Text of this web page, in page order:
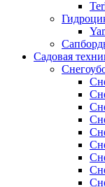
Садовая